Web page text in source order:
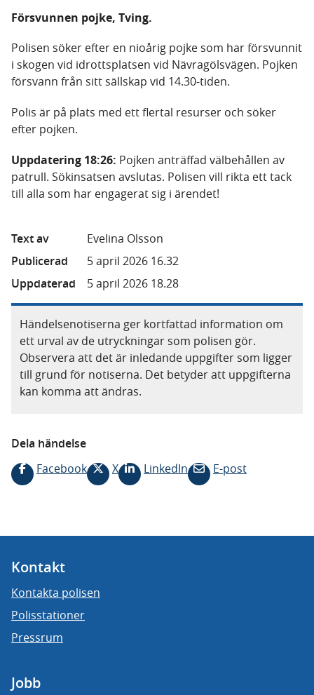
Försvunnen pojke, Tving.
Polisen söker efter en nioårig pojke som har försvunnit
i skogen vid idrottsplatsen vid Nävragölsvägen. Pojken
försvann från sitt sällskap vid 14.30-tiden.
Polis är på plats med ett flertal resurser och söker
efter pojken.
Uppdatering 18:26: Pojken anträffad välbehållen av
patrull. Sökinsatsen avslutas. Polisen vill rikta ett tack
till alla som har engagerat sig i ärendet!
Text av
Evelina Olsson
Publicerad
5 april 2026 16.32
Uppdaterad
5 april 2026 18.28
Händelsenotiserna ger kortfattad information om
ett urval av de utryckningar som polisen gör.
Observera att det är inledande uppgifter som ligger
till grund för notiserna. Det betyder att uppgifterna
kan komma att ändras.
Dela händelse
Facebook
X LinkedIn E-post
Kontakt
Kontakta polisen
Polisstationer
Pressrum
Jobb